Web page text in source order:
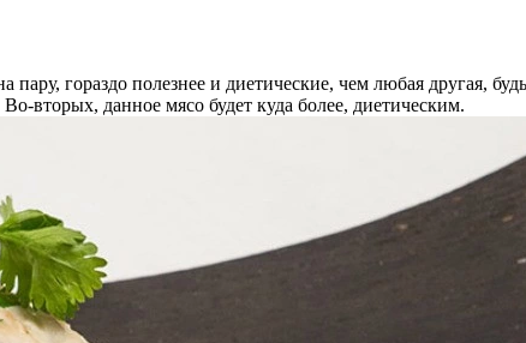
пару, гораздо полезнее и диетические, чем любая другая,
вторых, данное мясо будет куда более, диетическим.